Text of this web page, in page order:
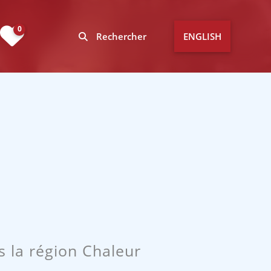
0
Rechercher ENGLISH
la région Chaleur